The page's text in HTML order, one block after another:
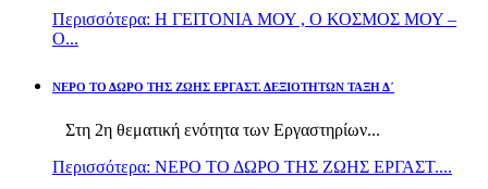
Περισσότερα: Η ΓΕΙΤΟΝΙΑ ΜΟΥ , Ο ΚΟΣΜΟΣ ΜΟΥ –
Ο...
ΝΕΡΟ ΤΟ ΔΩΡΟ ΤΗΣ ΖΩΗΣ ΕΡΓΑΣΤ. ΔΕΞΙΟΤΗΤΩΝ ΤΑΞΗ Δ΄
Στη 2η θεματική ενότητα των Εργαστηρίων...
Περισσότερα: ΝΕΡΟ ΤΟ ΔΩΡΟ ΤΗΣ ΖΩΗΣ ΕΡΓΑΣΤ....